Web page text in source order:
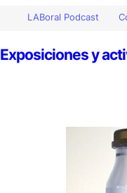
LABoral Podcast
Exposiciones y